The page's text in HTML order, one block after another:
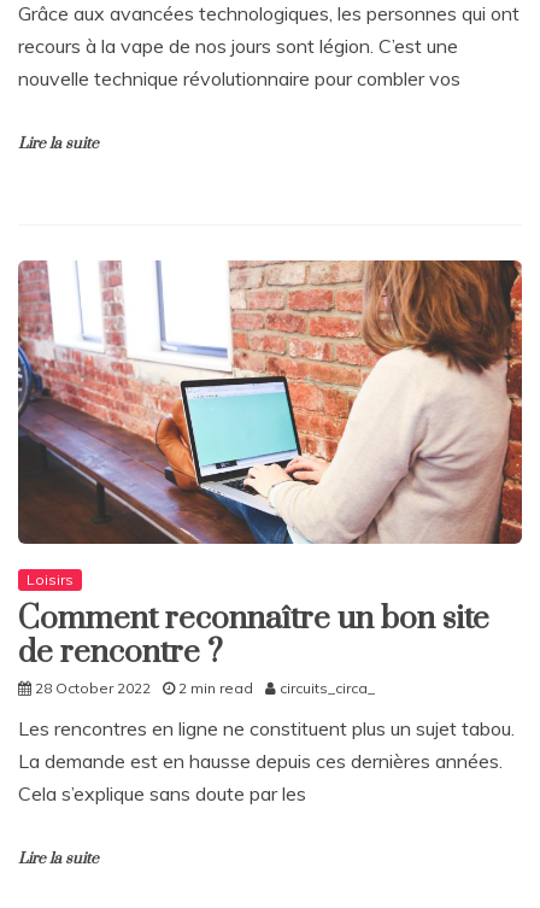
Grâce aux avancées technologiques, les personnes qui ont
recours à la vape de nos jours sont légion. C’est une
nouvelle technique révolutionnaire pour combler vos
Lire la suite
Loisirs
Comment reconnaître un bon site
de rencontre ?
28 October 2022 2 min read circuits_circa_
Les rencontres en ligne ne constituent plus un sujet tabou.
La demande est en hausse depuis ces dernières années.
Cela s’explique sans doute par les
Lire la suite